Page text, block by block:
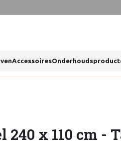
Accessoires
240 x 110 cm -